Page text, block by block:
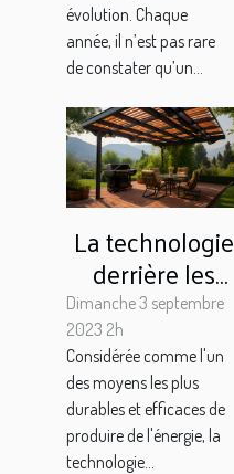
évolution. Chaque
année, il n’est pas rare
de constater qu’un...
La technologie
derrière les
panneaux
solaires des
ombrières
photovoltaïques
Dimanche 3 septembre
2023 2h
Considérée comme l'un
des moyens les plus
durables et efficaces de
produire de l'énergie, la
technologie...